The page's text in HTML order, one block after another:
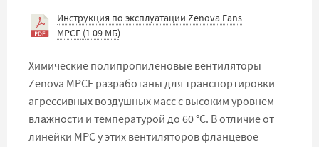
Инструкция по эксплуатации Zenova Fans
MPCF (1.09 МБ)
Химические полипропиленовые вентиляторы
Zenova MPCF разработаны для транспортировки
агрессивных воздушных масс с высоким уровнем
влажности и температурой до 60 °C. В отличие от
линейки MPC у этих вентиляторов фланцевое